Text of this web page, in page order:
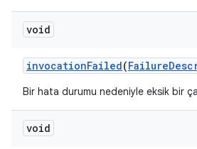
void
invocationFailed(Failure
Bir hata durumu nedeniyle eksik bir
void